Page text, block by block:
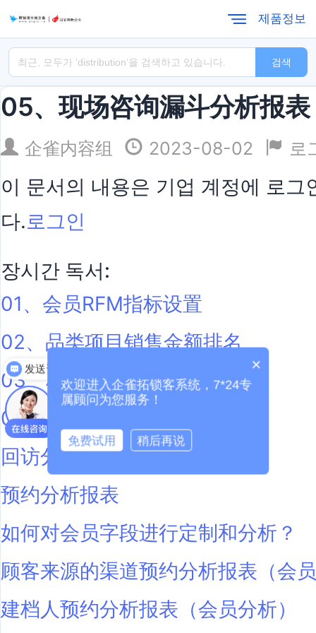
제품정보
검색
05、现场咨询漏斗分析报表
企雀内容组 2023-08-02 로
이 문서의 내용은 기업 계정에 로그
다.로그인
장시간 독서:
01、会员RFM指标设置
02、品类项目销售金额排名
03、科室漏斗分析报表
04、渠道漏斗分析报表
回访分析报表
预约分析报表
如何对会员字段进行定制和分析？
顾客来源的渠道预约分析报表（会
建档人预约分析报表（会员分析）
发送资料
怎么联系
×
欢迎进入企雀拓锁客系统，7*24专
属顾问为您服务！
免费试用 稍后再说